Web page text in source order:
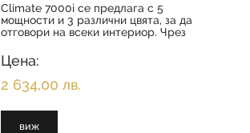
Climate 7000i се предлага с 5
мощности и 3 различни цвята, за да
отговори на всеки интериор. Чрез
интелигентното свързване вашите
клиенти се наслаждават на
максимално удобство с
Цена:
2 634,00 лв.
виж